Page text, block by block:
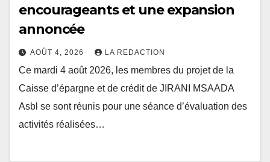
encourageants et une expansion
annoncée
AOÛT 4, 2026 LA REDACTION
Ce mardi 4 août 2026, les membres du projet de la
Caisse d’épargne et de crédit de JIRANI MSAADA
Asbl se sont réunis pour une séance d’évaluation des
activités réalisées…